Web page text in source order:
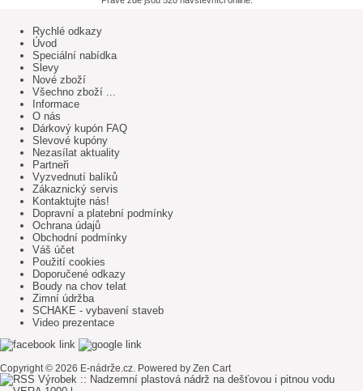
Rychlé odkazy
Úvod
Speciální nabídka
Slevy
Nové zboží
Všechno zboží ...
Informace
O nás
Dárkový kupón FAQ
Slevové kupóny
Nezasílat aktuality
Partneři
Vyzvednutí balíků
Zákaznický servis
Kontaktujte nás!
Dopravní a platební podmínky
Ochrana údajů
Obchodní podmínky
Váš účet
Použití cookies
Doporučené odkazy
Boudy na chov telat
Zimní údržba
SCHAKE - vybavení staveb
Video prezentace
Copyright © 2026 E-nádrže.cz. Powered by Zen Cart